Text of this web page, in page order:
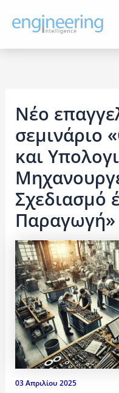
στο
Νέο
σεμινάριο
και
Σχεδιασμό
Παραγωγή»
03 Απριλίου 2025